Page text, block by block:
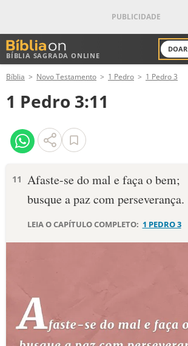
BÍBLIA SAGRADA ONLINE
DOAR
ANTIGO TESTAMENTO
NOVO TESTAMENTO
VERSÍCULOS
PALAVRA DO DIA
10 MANDAMENTOS
ESTUDOS BÍBLICOS
Bíblia Novo Testamento 1 Pedro 1 Pedro 3
1 Pedro 3:11
11 Afaste-se do mal e faça o bem;
busque a paz com perseverança.
LEIA O CAPÍTULO COMPLETO: 1 PEDRO 3